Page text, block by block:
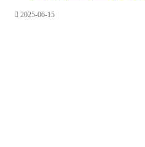
2025-06-15